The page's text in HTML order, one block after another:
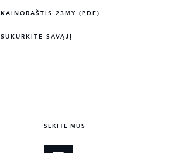
KAINORAŠTIS 23MY (PDF)
SUKURKITE SAVĄJĮ
SEKITE MUS